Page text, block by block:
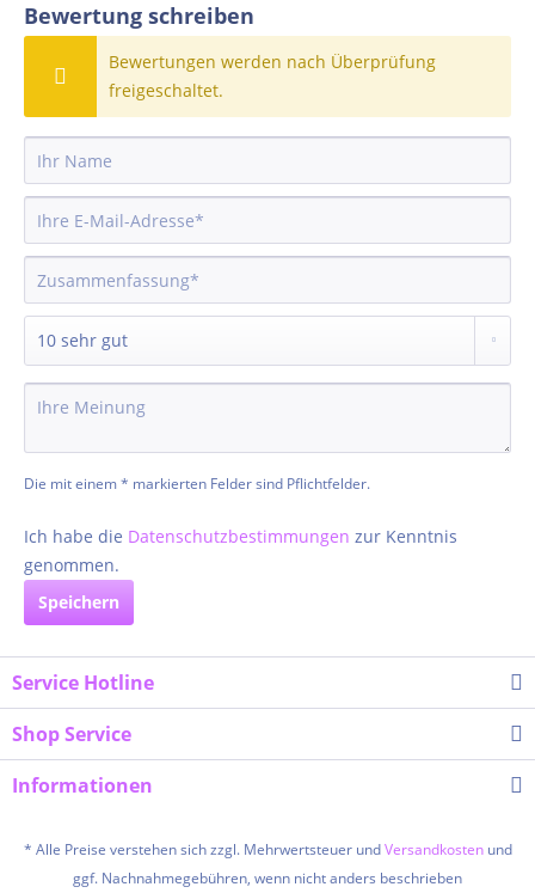
Bewertung schreiben
Bewertungen werden nach Überprüfung
freigeschaltet.
Die mit einem * markierten Felder sind Pflichtfelder.
Ich habe die Datenschutzbestimmungen zur Kenntnis
genommen.
Speichern
Service Hotline
Shop Service
Informationen
* Alle Preise verstehen sich zzgl. Mehrwertsteuer undVersandkostenund
ggf. Nachnahmegebühren, wenn nicht anders beschrieben